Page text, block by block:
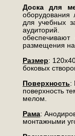
Доска для
для учебных
размещения
Размер:
боковых
Поверхность:
поверхность
мелом.
Рама:
монтажными